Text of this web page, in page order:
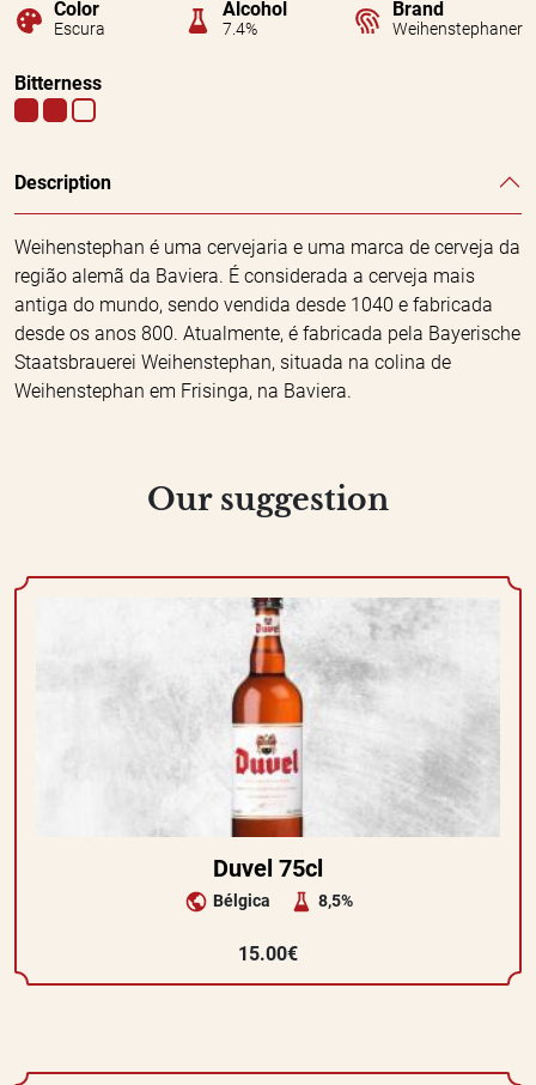
Color
Escura
Alcohol
7.4%
Brand
Weihenstephaner
Bitterness
Description
Weihenstephan é uma cervejaria e uma marca de cerveja da
região alemã da Baviera. É considerada a cerveja mais
antiga do mundo, sendo vendida desde 1040 e fabricada
desde os anos 800. Atualmente, é fabricada pela Bayerische
Staatsbrauerei Weihenstephan, situada na colina de
Weihenstephan em Frisinga, na Baviera.
Our suggestion
Duvel 75cl
Bélgica 8,5%
15.00€